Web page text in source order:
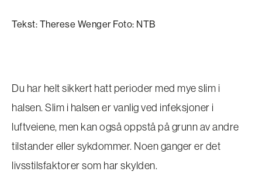
Tekst: Therese Wenger Foto: NTB
Du har helt sikkert hatt perioder med mye slim i
halsen. Slim i halsen er vanlig ved infeksjoner i
luftveiene, men kan også oppstå på grunn av andre
tilstander eller sykdommer. Noen ganger er det
livsstilsfaktorer som har skylden.